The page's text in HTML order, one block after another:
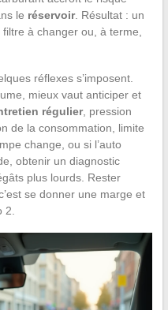
le réservoir. Résultat : un
à changer ou, à terme,
réflexes s’imposent.
mieux vaut anticiper et
régulier, pression
de la consommation, limite
change, ou si l’auto
obtenir un diagnostic
plus lourds. Rester
se donner une marge et